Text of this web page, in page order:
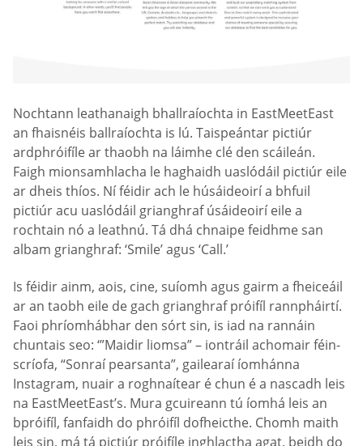
Nochtann leathanaigh bhallraíochta in EastMeetEast
an fhaisnéis ballraíochta is lú. Taispeántar pictiúr
ardphróifíle ar thaobh na láimhe clé den scáileán.
Faigh mionsamhlacha le haghaidh uaslódáil pictiúr eile
ar dheis thíos. Ní féidir ach le húsáideoirí a bhfuil
pictiúr acu uaslódáil grianghraf úsáideoirí eile a
rochtain nó a leathnú. Tá dhá chnaipe feidhme san
albam grianghraf: ‘Smile’ agus ‘Call.’
Is féidir ainm, aois, cine, suíomh agus gairm a fheiceáil
ar an taobh eile de gach grianghraf próifíl rannpháirtí.
Faoi phríomhábhar den sórt sin, is iad na rannáin
chuntais seo: ‘”Maidir liomsa” – iontráil achomair féin-
scríofa, “Sonraí pearsanta”, gailearaí íomhánna
Instagram, nuair a roghnaítear é chun é a nascadh leis
na EastMeetEast’s. Mura gcuireann tú íomhá leis an
bpróifíl, fanfaidh do phróifíl dofheicthe. Chomh maith
leis sin, má tá pictiúr próifíle inghlactha agat, beidh do